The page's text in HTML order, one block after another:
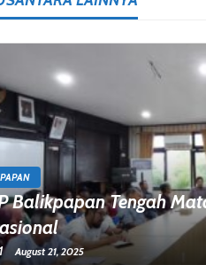
Balikpapan Tengah
August 21, 2025